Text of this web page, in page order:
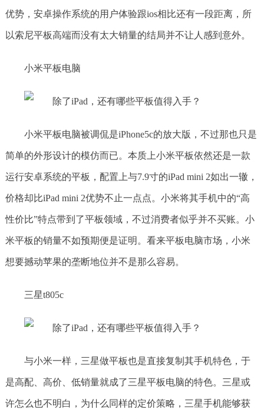
优势，安卓操作系统的用户体验跟ios相比还有一段距离，所
以索尼平板高端而没有太大销量的结局并不让人感到意外。
小米平板电脑
小米平板电脑被调侃是iPhone5c的放大版，不过那也只是
简单的外形设计的模仿而已。本质上小米平板依然还是一款
运行安卓系统的平板，配置上与7.9寸的iPad mini 2如出一辙，
价格却比iPad mini 2优势不止一点点。小米将其手机中的“高
性价比”特点带到了平板领域，不过消费者似乎并不买账。小
米平板的销量不如预期便是证明。看来平板电脑市场，小米
想要撼动苹果的垄断地位并不是那么容易。
三星t805c
与小米一样，三星做平板也是直接复制其手机特色，于
是高配、高价、低销量就成了三星平板电脑的特色。三星或
许怎么也不明白，为什么同样的定价策略，三星手机能够获